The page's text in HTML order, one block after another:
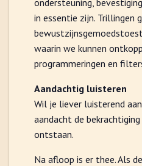
ondersteuning,
in essentie zijn. Trillingen
waarin we kunnen
programmeringen en
Aandachtig luisteren
Wil je liever luisterend
aandacht de
ontstaan.
Na afloop is er thee. Als